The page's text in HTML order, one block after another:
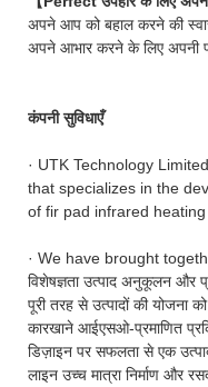
अपने आप को बहाल करने की
अपने आभार करने के लिए अपनी
कंपनी सुविधाएँ
· UTK Technology
that specializes in the
of fir pad infrared heating
· We have brought
विशेषज्ञता उत्पाद अनुकूलन और
पूरी तरह से उत्पादों की योजना
कारखाने आईएसओ-प्रमाणित
डिज़ाइन पर सफलता से एक
लाइन उच्च मात्रा निर्माण और